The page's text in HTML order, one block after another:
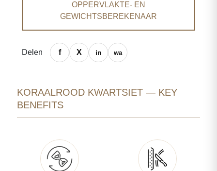
OPPERVLAKTE- EN
GEWICHTSBEREKENAAR
Delen
KORAALROOD KWARTSIET — KEY
BENEFITS